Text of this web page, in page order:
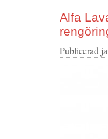
Alfa
Publicerad